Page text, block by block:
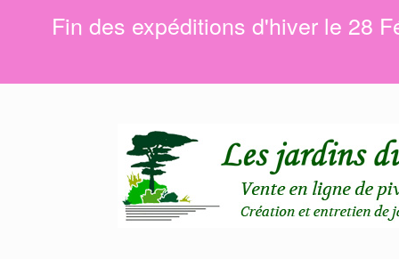
Fin des expéditions d'hiver le 28